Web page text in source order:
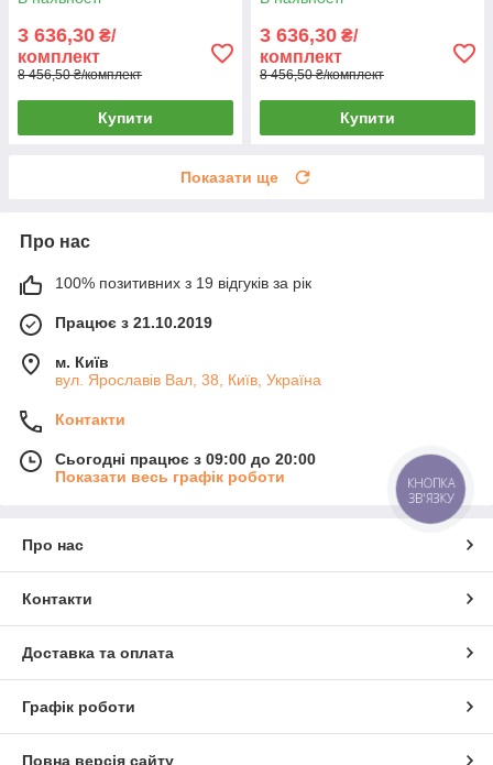
3 636,30 ₴/
комплект
8 456,50 ₴/комплект
Купити
3 636,30 ₴/
комплект
8 456,50 ₴/комплект
Купити
Показати ще
Про нас
100% позитивних з 19 відгуків за рік
Працює з 21.10.2019
м. Київ
вул. Ярославів Вал, 38, Київ, Україна
Контакти
Сьогодні працює з 09:00 до 20:00
Показати весь графік роботи
Про нас
Контакти
Доставка та оплата
Графік роботи
Повна версія сайту
КНОПКА
ЗВ'ЯЗКУ